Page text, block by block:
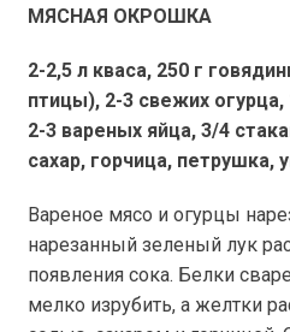
МЯСНАЯ ОКРОШКА
2-2,5 л кваса, 250 г
птицы), 2-3 свежих огурца,
2-3 вареных яйца, 3/4
сахар, горчица, петрушка,
Вареное мясо и огурцы
нарезанный зеленый лук
появления сока. Белки
мелко изрубить, а желтки